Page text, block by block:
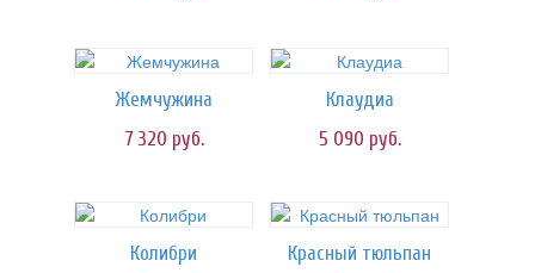
Жемчужина
7 320 руб.
Клаудиа
5 090 руб.
Колибри
Красный тюльпан